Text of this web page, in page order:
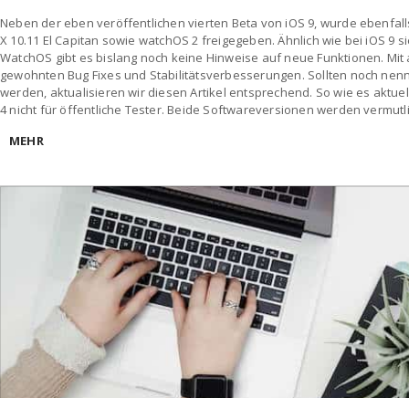
Neben der eben veröffentlichen vierten Beta von iOS 9, wurde
X 10.11 El Capitan sowie watchOS 2 freigegeben. Ähnlich wie bei iOS 9
WatchOS gibt es bislang noch keine Hinweise auf neue Funktionen.
gewohnten Bug Fixes und Stabilitätsverbesserungen. Sollten noch
werden, aktualisieren wir diesen Artikel entsprechend. So wie es
4 nicht für öffentliche Tester. Beide Softwareversionen werden
MEHR